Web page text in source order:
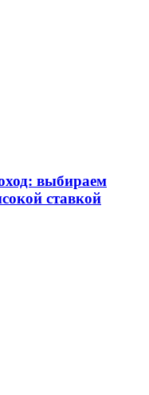
выбираем
ставкой